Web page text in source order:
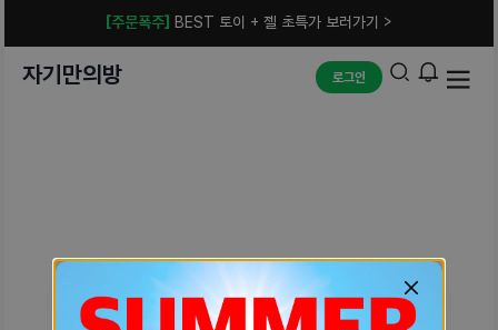
[주문폭주] BEST 토이 + 젤 초특가 보러가기 >
자기만의방 로그인